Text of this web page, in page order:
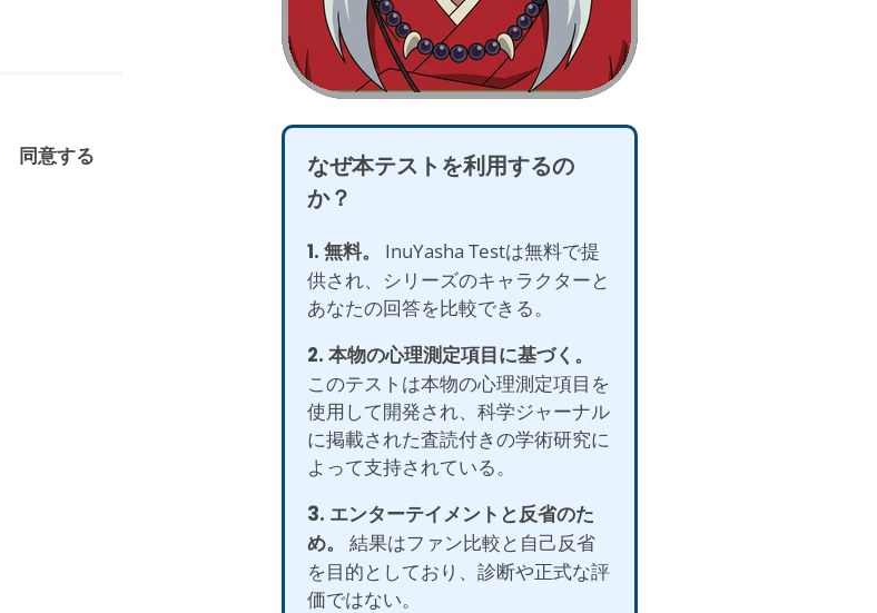
同意する
なぜ本テストを利用するの
か？
1. 無料。
InuYasha Testは無料で提
供され、シリーズのキャラクターと
あなたの回答を比較できる。
2. 本物の心理測定項目に基づく。
このテストは本物の心理測定項目を
使用して開発され、科学ジャーナル
に掲載された査読付きの学術研究に
よって支持されている。
3. エンターテイメントと反省のた
め。
結果はファン比較と自己反省
を目的としており、診断や正式な評
価ではない。